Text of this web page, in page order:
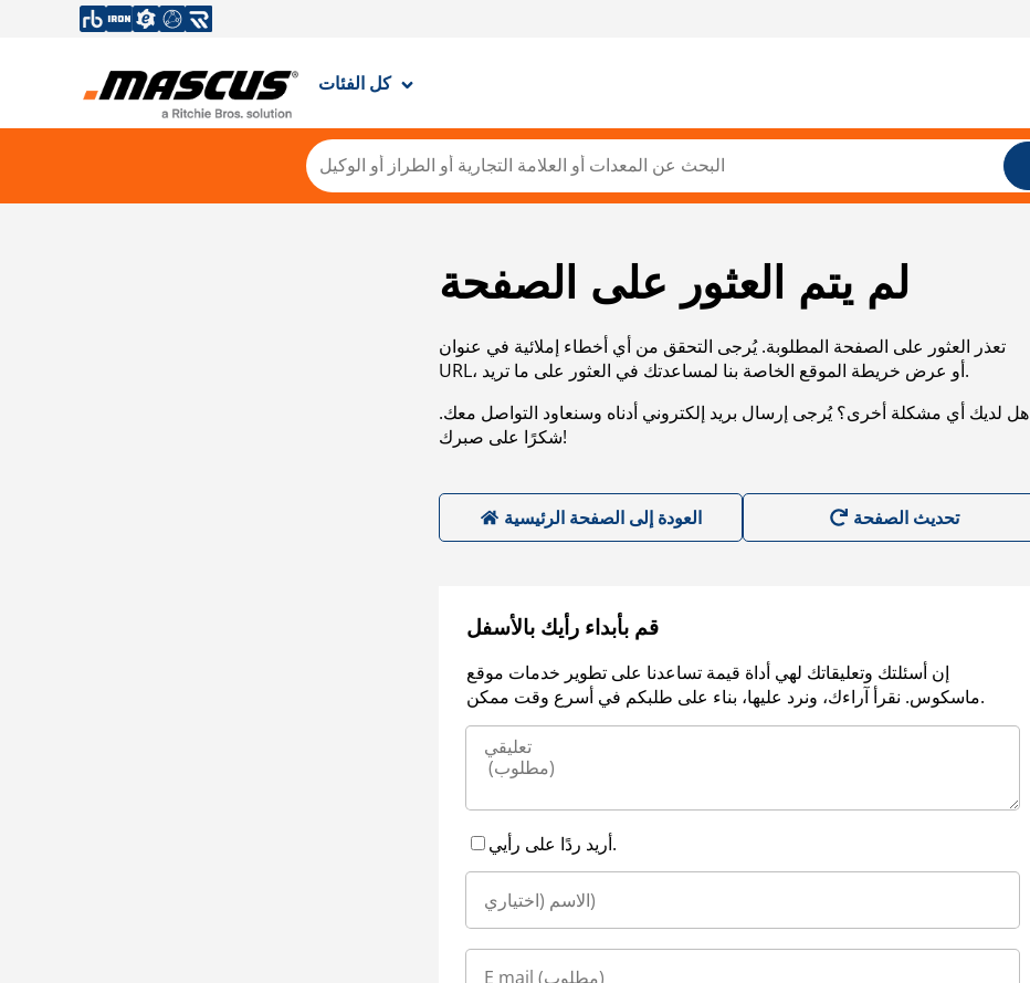
كل الفئات
لم يتم العثور على الصفحة
تعذر العثور على الصفحة المطلوبة. يُرجى التحقق من أي أخطاء إملائية في عنوان
URL، أو عرض خريطة الموقع الخاصة بنا لمساعدتك في العثور على ما تريد.
هل لديك أي مشكلة أخرى؟ يُرجى إرسال بريد إلكتروني أدناه وسنعاود التواصل معك.
شكرًا على صبرك!
العودة إلى الصفحة الرئيسية
قم بأبداء رأيك بالأسفل
إن أسئلتك وتعليقاتك لهي أداة قيمة تساعدنا على تطوير خدمات موقع
ماسكوس. نقرأ آراءك، ونرد عليها، بناء على طلبكم في أسرع وقت ممكن.
أريد ردًا على رأيي.